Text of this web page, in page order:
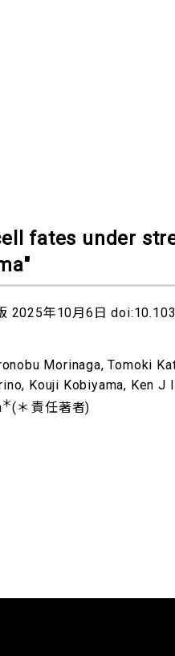
fates under
2025年10月6日
Morinaga, Tomoki
Kouji Kobiyama, Ken
＊(＊ 責任著者)